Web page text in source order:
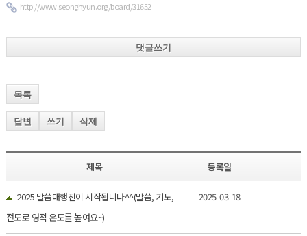
http://www.seonghyun.org/board/31652
댓글쓰기
목록
답변 쓰기 삭제
제목 등록일
2025 말씀대행진이 시작됩니다^^(말씀, 기도,
전도로 영적 온도를 높여요~)
2025-03-18